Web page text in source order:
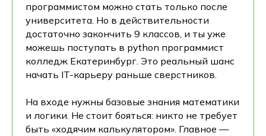
программистом можно стать только после
университета. Но в действительности
достаточно закончить 9 классов, и ты уже
можешь поступать в python программист
колледж Екатеринбург. Это реальный шанс
начать IT-карьеру раньше сверстников.
На входе нужны базовые знания математики
и логики. Не стоит бояться: никто не требует
быть «ходячим калькулятором». Главное —